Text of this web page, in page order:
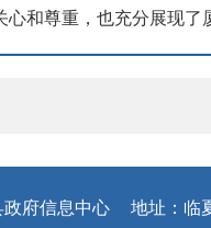
和尊重，也充分展现了
府信息中心 地址：临